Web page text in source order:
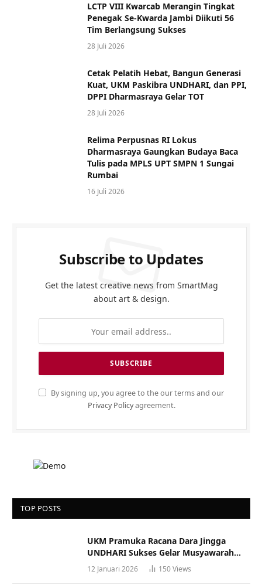
LCTP VIII Kwarcab Merangin Tingkat
Penegak Se-Kwarda Jambi Diikuti 56
Tim Berlangsung Sukses
28 Juli 2026
Cetak Pelatih Hebat, Bangun Generasi
Kuat, UKM Paskibra UNDHARI, dan PPI,
DPPI Dharmasraya Gelar TOT
28 Juli 2026
Relima Perpusnas RI Lokus
Dharmasraya Gaungkan Budaya Baca
Tulis pada MPLS UPT SMPN 1 Sungai
Rumbai
16 Juli 2026
Subscribe to Updates
Get the latest creative news from SmartMag
about art & design.
By signing up, you agree to the our terms and our
Privacy Policyagreement.
TOP POSTS
UKM Pramuka Racana Dara Jingga
UNDHARI Sukses Gelar Musyawarah
Racana
12 Januari 2026 150Views